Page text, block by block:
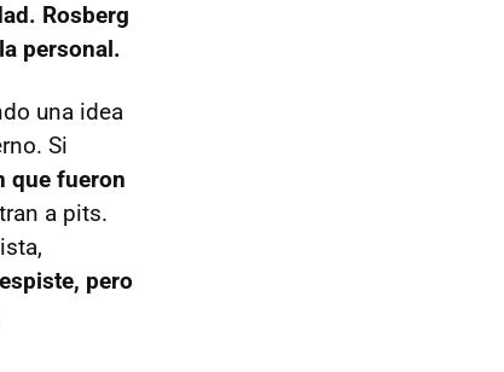
Rosberg
personal.
una idea
Si
que fueron
a pits.
pero